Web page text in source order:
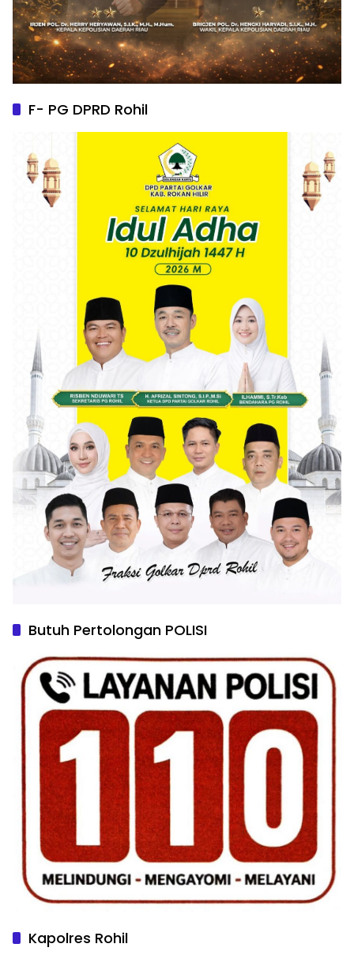
F- PG DPRD Rohil
Butuh Pertolongan POLISI
Kapolres Rohil